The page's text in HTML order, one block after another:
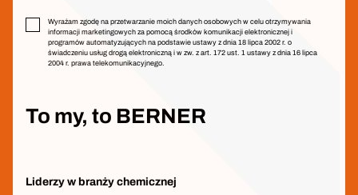
Wyrażam zgodę na przetwarzanie moich danych osobowych w celu otrzymywania
informacji marketingowych za pomocą środków komunikacji elektronicznej i
programów automatyzujących na podstawie ustawy z dnia 18 lipca 2002 r. o
świadczeniu usług drogą elektroniczną i w zw. z art. 172 ust. 1 ustawy z dnia 16 lipca
2004 r. prawa telekomunikacyjnego.
To my, to BERNER
Liderzy w branży chemicznej